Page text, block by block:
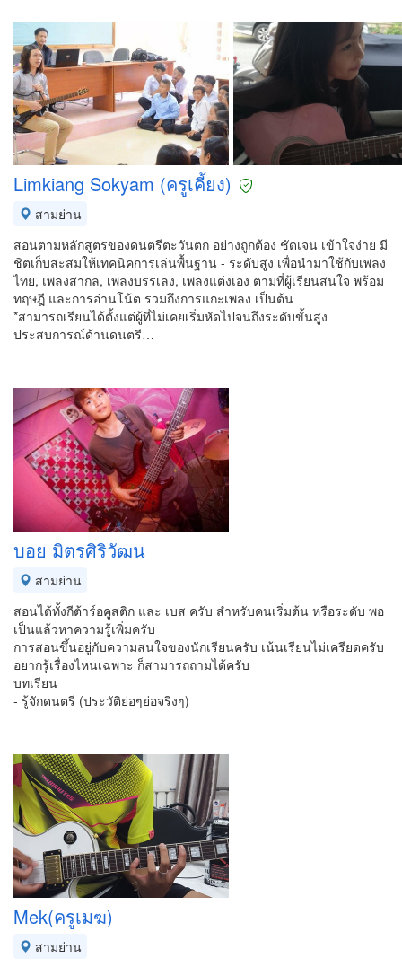
Limkiang Sokyam (ครูเคี้ยง)
สามย่าน
สอนตามหลักสูตรของดนตรีตะวันตก อย่างถูกต้อง ชัดเจน เข้าใจง่าย มี
ชิตเก็บสะสมให้เทคนิคการเล่นพื้นฐาน - ระดับสูง เพื่อนำมาใช้กับเพลง
ไทย, เพลงสากล, เพลงบรรเลง, เพลงแต่งเอง ตามที่ผู้เรียนสนใจ พร้อม
ทฤษฎี และการอ่านโน้ต รวมถึงการแกะเพลง เป็นต้น
*สามารถเรียนได้ตั้งแต่ผู้ที่ไม่เคยเริ่มหัดไปจนถึงระดับขั้นสูง
ประสบการณ์ด้านดนตรี…
บอย มิตรศิริวัฒน
สามย่าน
สอนได้ทั้งกีต้าร์อคูสติก และ เบส ครับ สำหรับคนเริ่มต้น หรือระดับ พอ
เป็นแล้วหาความรู้เพิ่มครับ
การสอนขึ้นอยู่กับความสนใจของนักเรียนครับ เน้นเรียนไม่เครียดครับ
อยากรู้เรื่องไหนเฉพาะ ก็สามารถถามได้ครับ
บทเรียน
- รู้จักดนตรี (ประวัติย่อๆย่อจริงๆ)
Mek(ครูเมฆ)
สามย่าน